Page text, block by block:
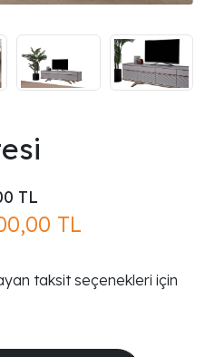
TL
TL
taksit seçenekleri için